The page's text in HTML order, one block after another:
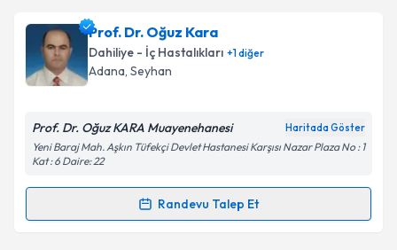
Prof. Dr. Didem Arslaniçin randevu takvimi talebi
oluşturun. Size bu uzmandan randevu almanız için bir
takvim hazırlandığında e-posta ile bilgilendireceğiz.
Kişisel verilerimin işlenmesine ilişkinAydınlatma
'ni okudum ve kişisel verilerimin belirtilen
kapsamda işlenmesini kabul ediyorum.
Prof. Dr. Oğuz Kara
Dahiliye - İç Hastalıkları +1diğer
Adana, Seyhan
Prof. Dr. Oğuz KARA Muayenehanesi Haritada Göster
Yeni Baraj Mah. Aşkın Tüfekçi Devlet Hastanesi Karşısı Nazar Plaza No : 1
Kat : 6 Daire: 22
Randevu Talep Et
Randevu Takvimi Talebi